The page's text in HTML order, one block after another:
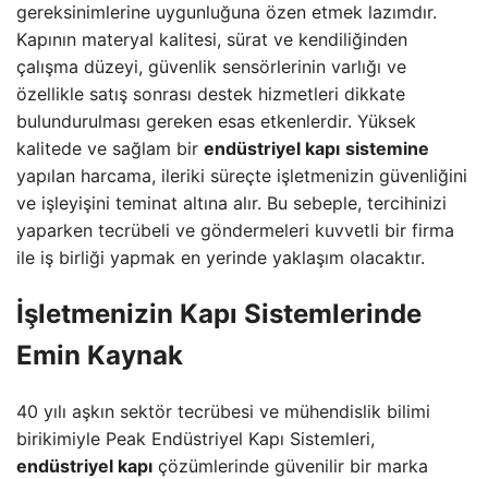
gereksinimlerine uygunluğuna özen etmek lazımdır.
Kapının materyal kalitesi, sürat ve kendiliğinden
çalışma düzeyi, güvenlik sensörlerinin varlığı ve
özellikle satış sonrası destek hizmetleri dikkate
bulundurulması gereken esas etkenlerdir. Yüksek
kalitede ve sağlam bir endüstriyel kapı sistemine
yapılan harcama, ileriki süreçte işletmenizin güvenliğini
ve işleyişini teminat altına alır. Bu sebeple, tercihinizi
yaparken tecrübeli ve göndermeleri kuvvetli bir firma
ile iş birliği yapmak en yerinde yaklaşım olacaktır.
İşletmenizin Kapı Sistemlerinde
Emin Kaynak
40 yılı aşkın sektör tecrübesi ve mühendislik bilimi
birikimiyle Peak Endüstriyel Kapı Sistemleri,
endüstriyel kapı çözümlerinde güvenilir bir marka